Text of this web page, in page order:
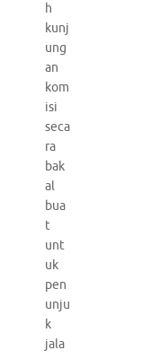
h
kunj
ung
an
kom
isi
seca
ra
bak
al
bua
t
unt
uk
pen
unju
k
jala